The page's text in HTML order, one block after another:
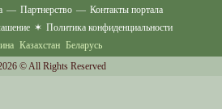
— Партнерство — Контакты портала
✶ Политика конфиденциальности
Казахстан Беларусь
© All Rights Reserved